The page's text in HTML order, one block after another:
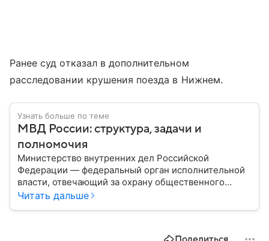
Ранее суд отказал в дополнительном
расследовании крушения поезда в Нижнем.
Узнать больше по теме
МВД России: структура, задачи и
полномочия
Министерство внутренних дел Российской
Федерации — федеральный орган исполнительной
власти, отвечающий за охрану общественного
порядка, борьбу с преступностью, обеспечение
Читать дальше